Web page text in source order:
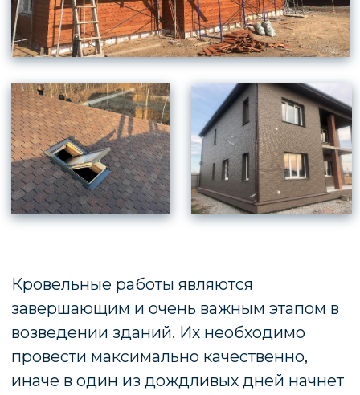
О компании
Строительство домов
Проектирование
Отзывы
Типовые проекты
Построенные дома
Ипотека
Обслуживание
* «деятельность компании Meta Platforms Inc.
запрещена на территории Российской Федерации
по основаниям осуществления экстремистской
Согласие на обработку персональных данных
Создание и продвижение сайта - studiorosta.ru